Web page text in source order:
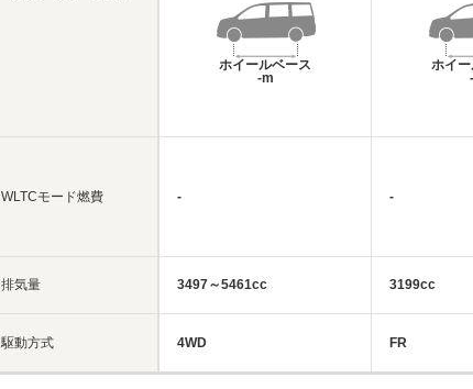
WLTCモード燃費
排気量
駆動方式
ホイールベース
-m
-
3497～5461cc
4WD
ホイ
-
3199cc
FR